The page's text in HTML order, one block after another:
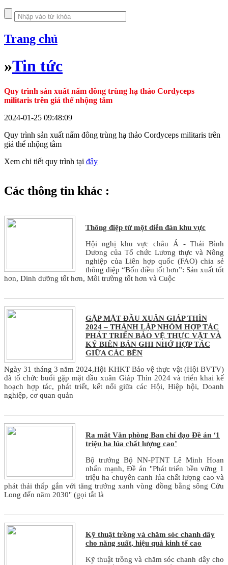
Trang chủ
»Tin tức
Quy trình sản xuất nấm đông trùng hạ thảo Cordyceps
militaris trên giá thể nhộng tằm
2024-01-25 09:48:09
Quy trình sản xuất nấm đông trùng hạ thảo Cordyceps militaris trên
giá thể nhộng tằm
Xem chi tiết quy trình tại đây
Các thông tin khác :
Thông điệp từ một diễn đàn khu vực
Hội nghị khu vực châu Á - Thái Bình
Dương của Tổ chức Lương thực và Nông
nghiệp của Liên hợp quốc (FAO) chia sẻ
thông điệp “Bốn điều tốt hơn”: Sản xuất tốt
hơn, Dinh dưỡng tốt hơn, Môi trường tốt hơn và Cuộc
GẶP MẶT ĐẦU XUÂN GIÁP THÌN
2024 – THÀNH LẬP NHÓM HỢP TÁC
PHÁT TRIỂN BẢO VỆ THỰC VẬT VÀ
KÝ BIÊN BẢN GHI NHỚ HỢP TÁC
GIỮA CÁC BÊN
Ngày 31 tháng 3 năm 2024,Hội KHKT Bảo vệ thực vật (Hội BVTV)
đã tổ chức buổi gặp mặt đầu xuân Giáp Thìn 2024 và triển khai kế
hoạch hợp tác, phát triểt, kết nối giữa các Hội, Hiệp hội, Doanh
nghiệp, cơ quan quản
Ra mắt Văn phòng Ban chỉ đạo Đề án ‘1
triệu ha lúa chất lượng cao’
Bộ trưởng Bộ NN-PTNT Lê Minh Hoan
nhấn mạnh, Đề án "Phát triển bền vững 1
triệu ha chuyên canh lúa chất lượng cao và
phát thải thấp gắn với tăng trưởng xanh vùng đồng bằng sông Cửu
Long đến năm 2030" (gọi tắt là
Kỹ thuật trồng và chăm sóc chanh dây
cho năng suất, hiệu quả kinh tế cao
Kỹ thuật trồng và chăm sóc chanh dây cho